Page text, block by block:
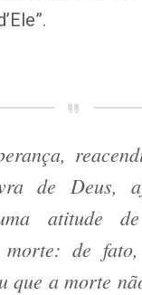
de Deus,
atitude
de
que a morte